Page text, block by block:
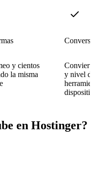
y cientos
la misma
y nivel
en Hostinger?